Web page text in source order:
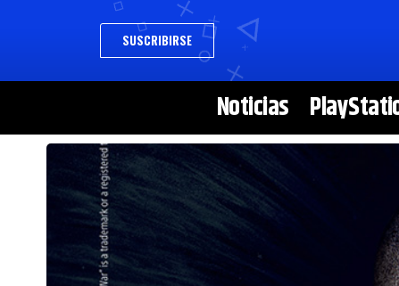
SUSCRIBIRSE
Noticias